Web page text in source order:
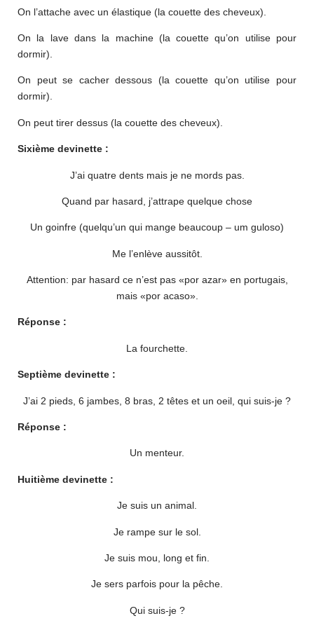
On l’attache avec un élastique (la couette des cheveux).
On la lave dans la machine (la couette qu’on utilise pour
dormir).
On peut se cacher dessous (la couette qu’on utilise pour
dormir).
On peut tirer dessus (la couette des cheveux).
Sixième devinette :
J’ai quatre dents mais je ne mords pas.
Quand par hasard, j’attrape quelque chose
Un goinfre (quelqu’un qui mange beaucoup – um guloso)
Me l’enlève aussitôt.
Attention: par hasard ce n’est pas «por azar» en portugais,
mais «por acaso».
Réponse :
La fourchette.
Septième devinette :
J’ai 2 pieds, 6 jambes, 8 bras, 2 têtes et un oeil, qui suis-je ?
Réponse :
Un menteur.
Huitième devinette :
Je suis un animal.
Je rampe sur le sol.
Je suis mou, long et fin.
Je sers parfois pour la pêche.
Qui suis-je ?